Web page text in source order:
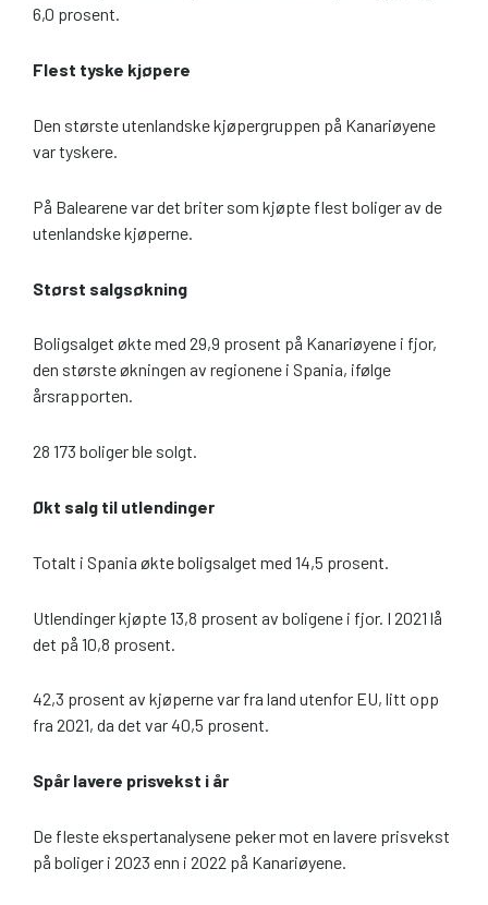
6,0 prosent.
Flest tyske kjøpere
Den største utenlandske kjøpergruppen på Kanariøyene
var tyskere.
På Balearene var det briter som kjøpte flest boliger av de
utenlandske kjøperne.
Størst salgsøkning
Boligsalget økte med 29,9 prosent på Kanariøyene i fjor,
den største økningen av regionene i Spania, ifølge
årsrapporten.
28 173 boliger ble solgt.
Økt salg til utlendinger
Totalt i Spania økte boligsalget med 14,5 prosent.
Utlendinger kjøpte 13,8 prosent av boligene i fjor. I 2021 lå
det på 10,8 prosent.
42,3 prosent av kjøperne var fra land utenfor EU, litt opp
fra 2021, da det var 40,5 prosent.
Spår lavere prisvekst i år
De fleste ekspertanalysene peker mot en lavere prisvekst
på boliger i 2023 enn i 2022 på Kanariøyene.